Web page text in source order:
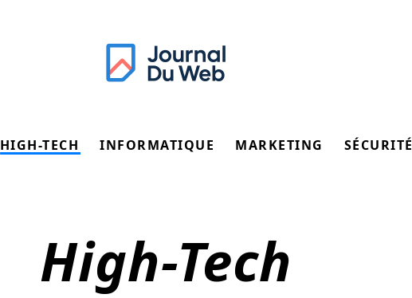
HIGH-TECH INFORMATIQUE MARKETING SÉCURITÉ
High-Tech